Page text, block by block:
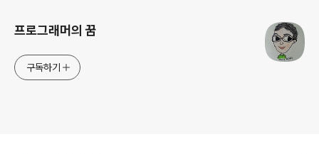
프로그래머의 꿈
구독하기